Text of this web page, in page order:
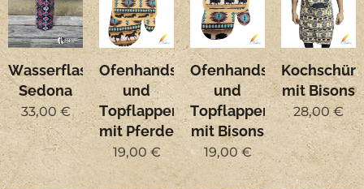
Wasserflasche
Sedona
33,00€
Ofenhandschuh
und
Topflappen
mit Pferde
19,00€
Ofenhandschuh
und
Topflappen
mit Bisons
19,00€
mit Bisons
28,00€